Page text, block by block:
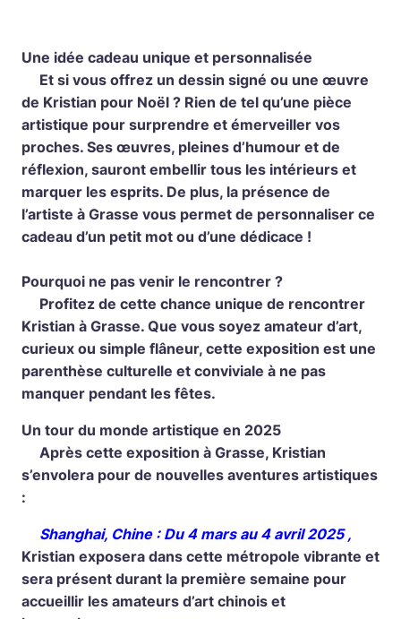
Une idée cadeau unique et personnalisée
Et si vous offrez un dessin signé ou une œuvre
de Kristian pour Noël ? Rien de tel qu’une pièce
artistique pour surprendre et émerveiller vos
proches. Ses œuvres, pleines d’humour et de
réflexion, sauront embellir tous les intérieurs et
marquer les esprits. De plus, la présence de
l’artiste à Grasse vous permet de personnaliser ce
cadeau d’un petit mot ou d’une dédicace !
Pourquoi ne pas venir le rencontrer ?
Profitez de cette chance unique de rencontrer
Kristian à Grasse. Que vous soyez amateur d’art,
curieux ou simple flâneur, cette exposition est une
parenthèse culturelle et conviviale à ne pas
manquer pendant les fêtes.
Un tour du monde artistique en 2025
Après cette exposition à Grasse, Kristian
s’envolera pour de nouvelles aventures artistiques
:
Shanghai, Chine : Du 4 mars au 4 avril 2025 ,
Kristian exposera dans cette métropole vibrante et
sera présent durant la première semaine pour
accueillir les amateurs d’art chinois et